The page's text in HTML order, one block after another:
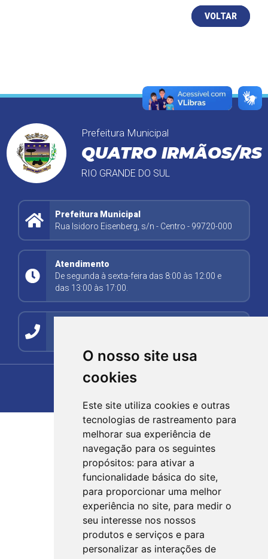
O nosso site usa
cookies
Este site utiliza cookies e outras
tecnologias de rastreamento para
melhorar sua experiência de
navegação para os seguintes
propósitos: para ativar a
funcionalidade básica do site,
para proporcionar uma melhor
experiência no site, para medir o
seu interesse nos nossos
produtos e serviços e para
personalizar as interações de
VOLTAR
Prefeitura Municipal
QUATRO IRMÃOS/RS
RIO GRANDE DO SUL
Prefeitura Municipal
Rua Isidoro Eisenberg, s/n - Centro - 99720-000
Atendimento
De segunda à sexta-feira das 8:00 às 12:00 e
das 13:00 às 17:00.